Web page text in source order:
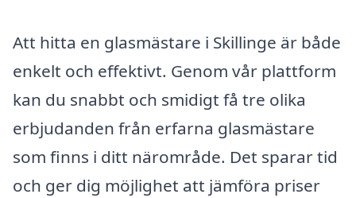
Att hitta en glasmästare i Skillinge är både
enkelt och effektivt. Genom vår plattform
kan du snabbt och smidigt få tre olika
erbjudanden från erfarna glasmästare
som finns i ditt närområde. Det sparar tid
och ger dig möjlighet att jämföra priser